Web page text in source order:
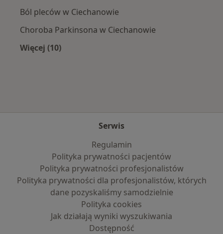
Ból pleców w Ciechanowie
Choroba Parkinsona w Ciechanowie
Więcej (10)
Serwis
Regulamin
Polityka prywatności pacjentów
Polityka prywatności profesjonalistów
Polityka prywatności dla profesjonalistów, których
dane pozyskaliśmy samodzielnie
Polityka cookies
Jak działają wyniki wyszukiwania
Dostępność